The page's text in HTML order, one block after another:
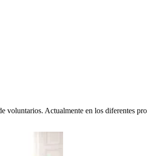
Actualmente en los diferentes